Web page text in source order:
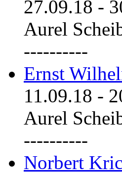
27.09.18 -
Aurel
----------
Ernst
11.09.18 -
Aurel
----------
Norbert